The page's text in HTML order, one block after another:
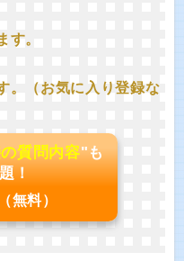
す。
。（お気に入り登録な
質問内容"も
！
（無料）